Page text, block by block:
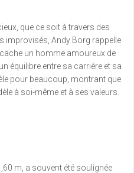
que ce soit à travers des
improvisés, Andy Borg rappelle
un homme amoureux de
équilibre entre sa carrière et sa
pour beaucoup, montrant que
à soi-même et à ses valeurs.
m, a souvent été soulignée